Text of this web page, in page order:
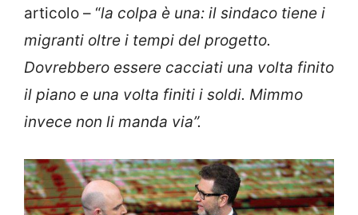
articolo – “la colpa è una: il sindaco tiene i
migranti oltre i tempi del progetto.
Dovrebbero essere cacciati una volta finito
il piano e una volta finiti i soldi. Mimmo
invece non li manda via”.